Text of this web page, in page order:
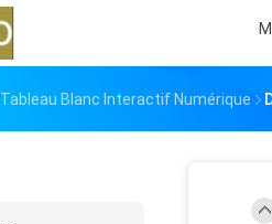
Tableau Blanc Interactif Numérique